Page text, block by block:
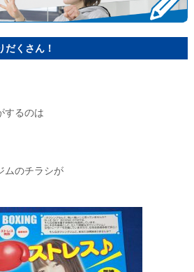
だくさん！
するのは
ムのチラシが